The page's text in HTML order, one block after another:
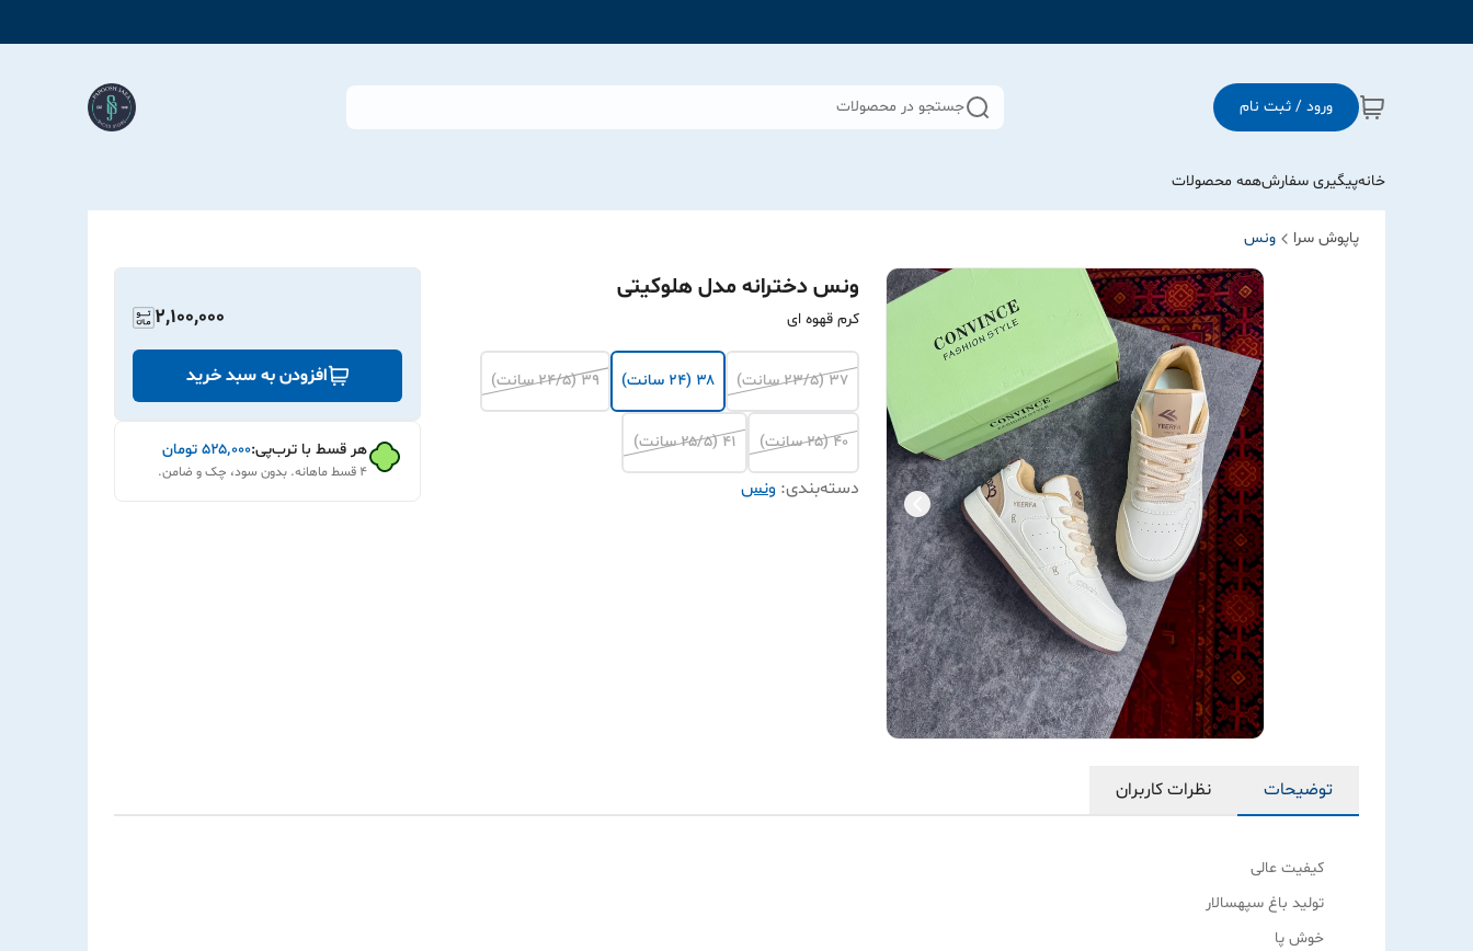
ورود / ثبت نام جستجو در محصولات
خانهپیگیری سفارشهمه محصولات
پاپوش سرا ونس
ونس دخترانه مدل هلوکیتی
کرم قهوه ای
۳۷ (۲۳/۵ سانت) ۳۸ (۲۴ سانت) ۳۹ (۲۴/۵ سانت)
۴۰ (۲۵ سانت) ۴۱ (۲۵/۵ سانت)
دسته‌بندی: ونس
2,100,000
افزودن به سبد خرید
هر قسط با ترب‌پی:۵۲۵٬۰۰۰ تومان
۴ قسط ماهانه. بدون سود، چک و ضامن.
توضیحات نظرات کاربران
کیفیت عالی
تولید باغ سپهسالار
خوش پا